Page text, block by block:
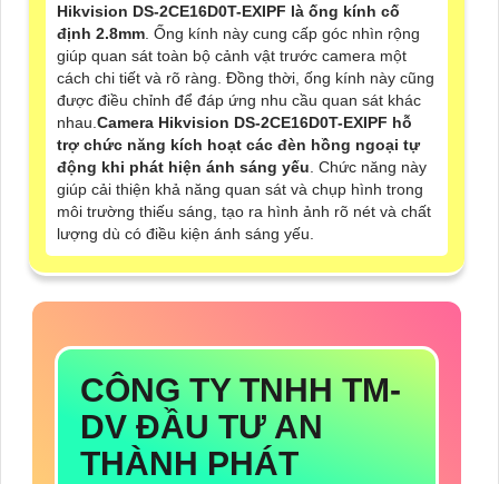
Hikvision DS-2CE16D0T-EXIPF là ống kính cố
định 2.8mm . Ống kính này cung cấp góc nhìn rộng
giúp quan sát toàn bộ cảnh vật trước camera một
cách chi tiết và rõ ràng. Đồng thời, ống kính này cũng
được điều chỉnh để đáp ứng nhu cầu quan sát khác
nhau. Camera Hikvision DS-2CE16D0T-EXIPF hỗ
trợ chức năng kích hoạt các đèn hồng ngoại tự
động khi phát hiện ánh sáng yếu . Chức năng này
giúp cải thiện khả năng quan sát và chụp hình trong
môi trường thiếu sáng, tạo ra hình ảnh rõ nét và chất
lượng dù có điều kiện ánh sáng yếu.
CÔNG TY TNHH TM-
DV ĐẦU TƯ AN
THÀNH PHÁT